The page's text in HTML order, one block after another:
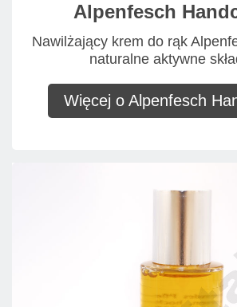
Alpenfesch
Nawilżający krem do rąk
naturalne aktywne
Więcej o Alpenfesch